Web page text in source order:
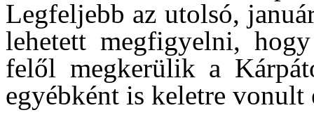
Legfeljebb az utolsó,
lehetett megfigyelni,
felől megkerülik a
egyébként is keletre vonult